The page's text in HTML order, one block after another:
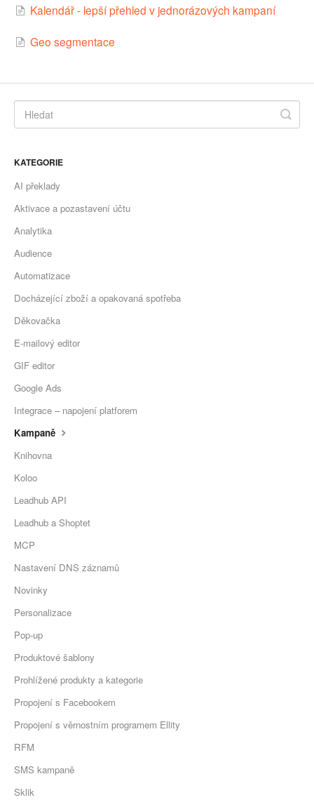
Kalendář - lepší přehled v jednorázových kampaní
Geo segmentace
KATEGORIE
AI překlady
Aktivace a pozastavení účtu
Analytika
Audience
Automatizace
Docházející zboží a opakovaná spotřeba
Děkovačka
E-mailový editor
GIF editor
Google Ads
Integrace – napojení platforem
Kampaně
Knihovna
Koloo
Leadhub API
Leadhub a Shoptet
MCP
Nastavení DNS záznamů
Novinky
Personalizace
Pop-up
Produktové šablony
Prohlížené produkty a kategorie
Propojení s Facebookem
Propojení s věrnostním programem Ellity
RFM
SMS kampaně
Sklik